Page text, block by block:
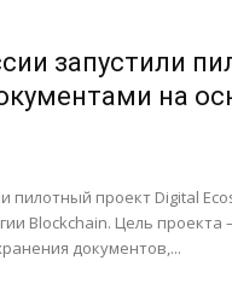
запустили
на
пилотный проект Digital
Blockchain. Цель проекта
документов,...